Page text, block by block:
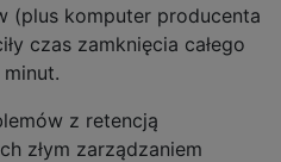
(plus komputer producenta
czas zamknięcia całego
z retencją
złym zarządzaniem